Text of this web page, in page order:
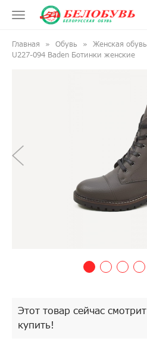
Главная Обувь
Женская обувь
U227-094 Baden Ботинки женские
Этот товар сейчас смотрит
купить!